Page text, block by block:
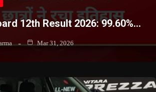
12th Result 2026: 99.60%…
Mar 31, 2026